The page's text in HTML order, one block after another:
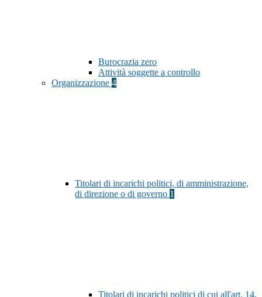
Burocrazia zero
Attività soggette a controllo
Organizzazione 4
Titolari di incarichi politici, di amministrazione,
di direzione o di governo 1
Titolari di incarichi politici di cui all'art. 14,